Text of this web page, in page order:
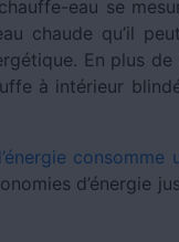
eau se
chaude qu’il
En plus de
à intérieur
consomme
d’énergie